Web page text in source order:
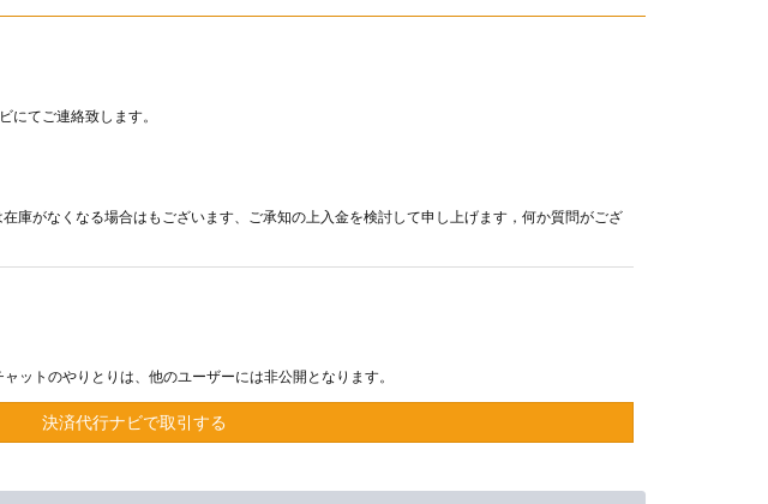
にてご連絡致します。
庫がなくなる場合はもございます、ご承知の上入金を検討して申し上げます，何か質問がござ
ットのやりとりは、他のユーザーには非公開となります。
決済代行ナビで取引する